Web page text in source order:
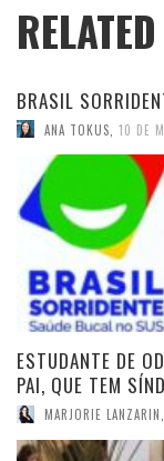
BRASIL
ANA TOKUS 10 DE
ESTUDANTE DE
PAI, QUE TEM
MARJORIE LANZARIN,